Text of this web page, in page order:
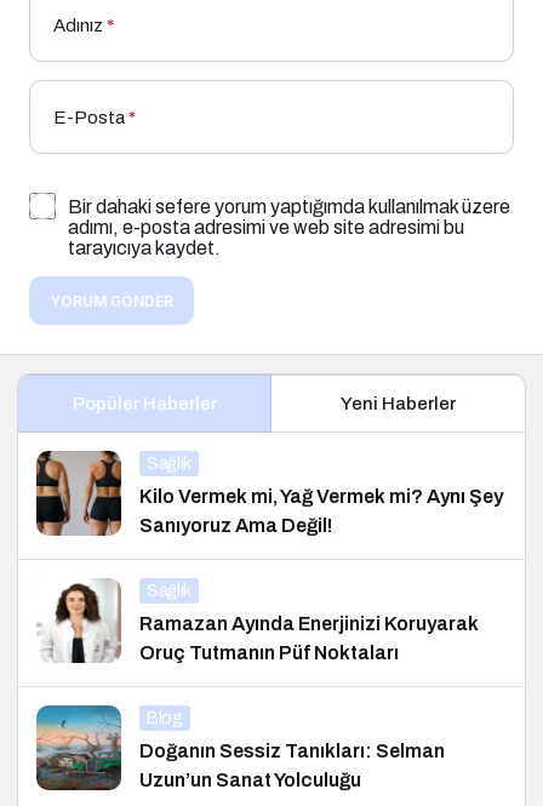
Adınız *
E-Posta*
Bir dahaki sefere yorum yaptığımda kullanılmak üzere
adımı, e-posta adresimi ve web site adresimi bu
tarayıcıya kaydet.
YORUM GÖNDER
Popüler Haberler Yeni Haberler
Sağlık
Kilo Vermek mi, Yağ Vermek mi? Aynı Şey
Sanıyoruz Ama Değil!
Sağlık
Ramazan Ayında Enerjinizi Koruyarak
Oruç Tutmanın Püf Noktaları
Blog
Doğanın Sessiz Tanıkları: Selman
Uzun’un Sanat Yolculuğu